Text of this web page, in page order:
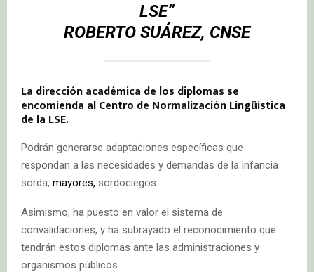
LSE”
ROBERTO SUÁREZ, CNSE
La dirección académica de los diplomas se
encomienda al Centro de Normalización Lingüística
de la LSE.
Podrán generarse adaptaciones específicas que
respondan a las necesidades y demandas de la infancia
sorda, mayores, sordociegos…
Asimismo, ha puesto en valor el sistema de
convalidaciones, y ha subrayado el reconocimiento que
tendrán estos diplomas ante las administraciones y
organismos públicos.